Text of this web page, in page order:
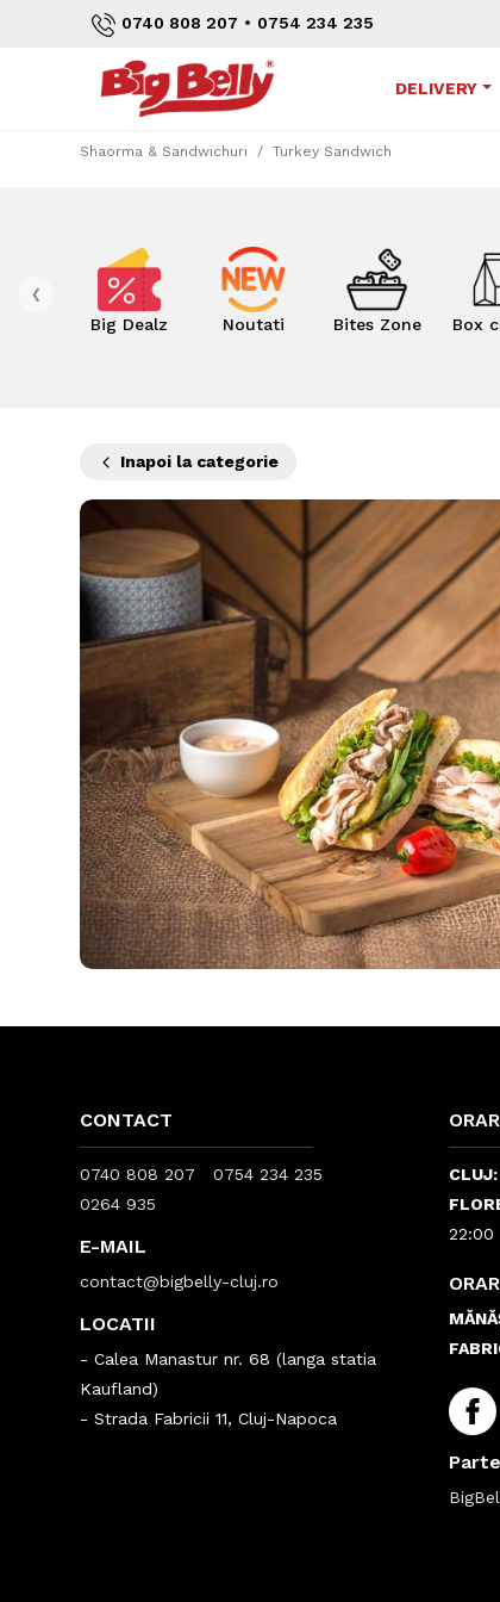
0740 808 207 • 0754 234 235
DELIVERY
Shaorma & Sandwichuri Turkey Sandwich
Big Dealz Noutati Bites Zone Box
‹
Inapoi la categorie
CONTACT
0740 808 207
0754 234 235
0264 935
E-MAIL
contact@bigbelly-cluj.ro
LOCATII
- Calea Manastur nr. 68 (langa statia
Kaufland)
- Strada Fabricii 11, Cluj-Napoca
CLUJ:
22:00